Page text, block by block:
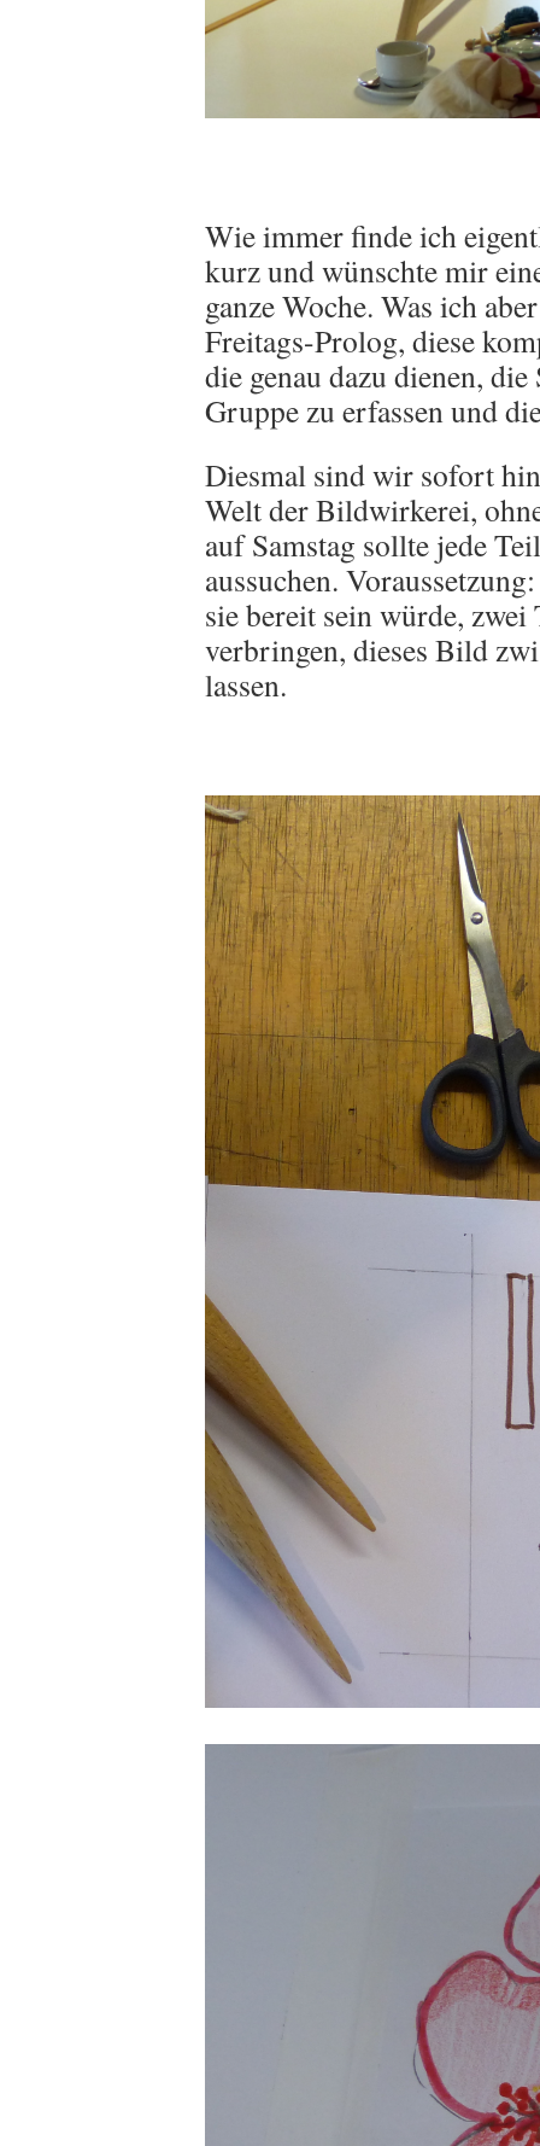
Wie immer finde ich
kurz und wünschte mir
ganze Woche. Was ich
Freitags-Prolog, diese
die genau dazu dienen,
Gruppe zu erfassen und
Diesmal sind wir sofort
Welt der Bildwirkerei,
auf Samstag sollte jede
aussuchen.
sie bereit sein würde,
verbringen, dieses Bild
lassen.